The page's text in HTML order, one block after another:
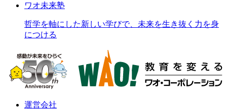
ワオ未来塾
哲学を軸にした新しい学びで、未来を生き抜く力を身
につける
運営会社